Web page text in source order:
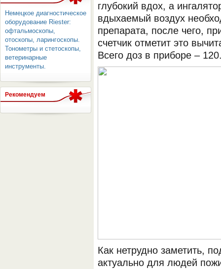
Немецкое диагностическое
оборудование Riester:
офтальмоскопы,
отоскопы, ларингоскопы.
Тонометры и стетоскопы,
ветеринарные
инструменты.
Рекомендуем
глубокий вдох, а
вдыхаемый воздух
препарата, после чего,
счетчик отметит это
Всего доз в приборе –
Как нетрудно заметить,
актуально для людей